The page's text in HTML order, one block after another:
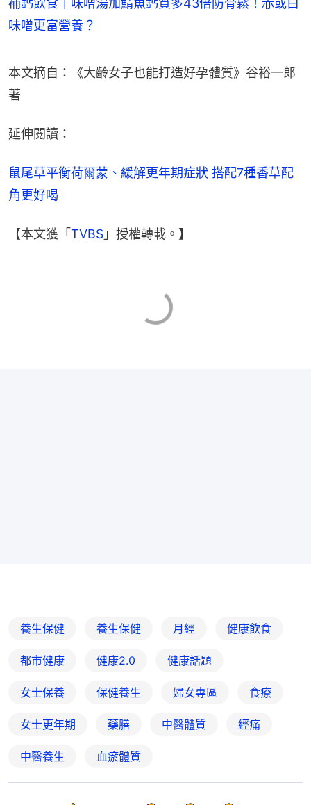
補鈣飲食｜味噌湯加鯖魚鈣質多43倍防骨鬆！赤或白
味噌更富營養？
本文摘自：《大齡女子也能打造好孕體質》谷裕一郎
著
延伸閱讀：
鼠尾草平衡荷爾蒙、緩解更年期症狀 搭配7種香草配
角更好喝
【本文獲「 TVBS 」授權轉載。】
養生保健 養生保健 月經 健康飲食
都市健康 健康2.0 健康話題
女士保養 保健養生 婦女專區 食療
女士更年期 藥膳 中醫體質 經痛
中醫養生 血瘀體質